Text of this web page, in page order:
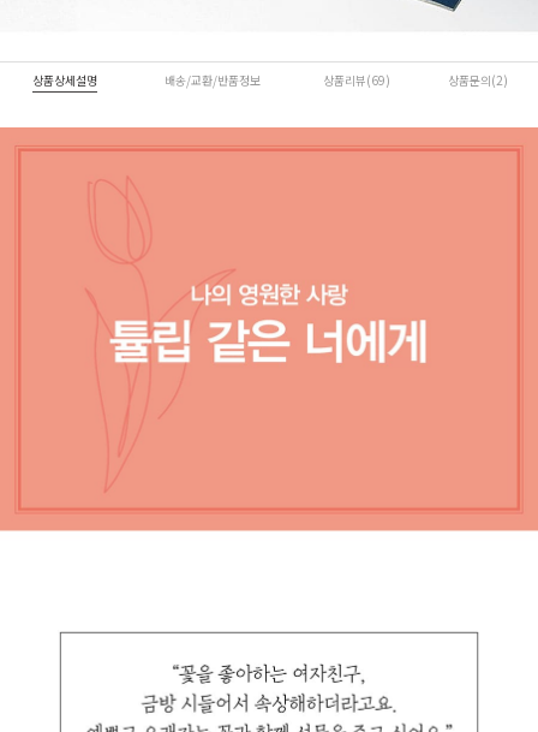
상품상세설명 배송/교환/반품정보 상품리뷰(69) 상품문의(2)